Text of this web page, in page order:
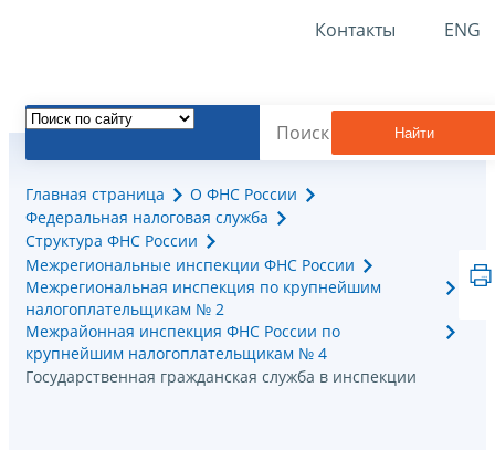
Контакты ENG
Найти
Главная страница
О ФНС России
Федеральная налоговая служба
Структура ФНС России
Межрегиональные инспекции ФНС России
Межрегиональная инспекция по крупнейшим
налогоплательщикам № 2
Межрайонная инспекция ФНС России по
крупнейшим налогоплательщикам № 4
Государственная гражданская служба в инспекции